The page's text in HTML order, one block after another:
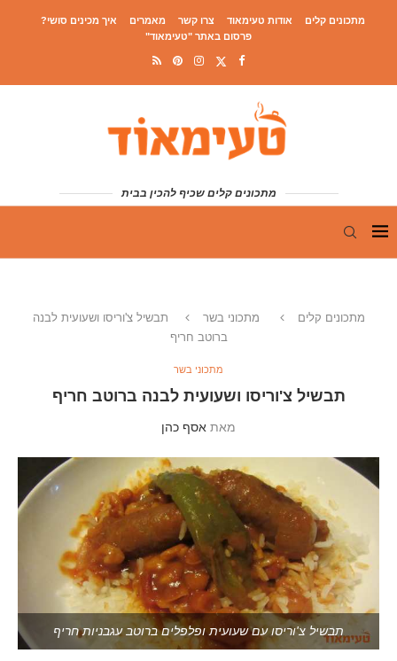
מתכונים קלים אודות טעימאוד צרו קשר מאמרים
איך מכינים סושי?
פרסום באתר "טעימאוד"
מתכונים קלים שכיף להכין בבית
מתכונים קלים מתכוני בשר
תבשיל צ'וריסו ושעועית לבנה
ברוטב חריף
מתכוני בשר
תבשיל צ'וריסו ושעועית לבנה ברוטב חריף
מאת אסף כהן
תבשיל צ'וריסו עם שעועית ופלפלים ברוטב עגבניות חריף